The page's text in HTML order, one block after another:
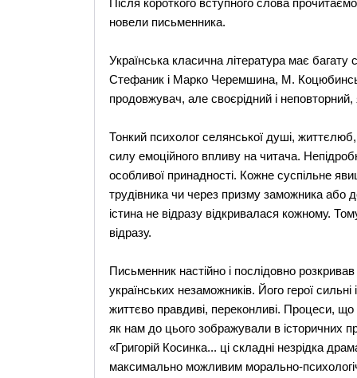
Після короткого вступного слова
новели письменника.
Українська класична література має
Стефаник і Марко Черемшина, М.
продовжувач, але своєрідний і неповторний,
Тонкий психолог селянської душі, життєлюб,
силу емоційного впливу на читача.
особливої принадності. Кожне суспільне
трудівника чи через призму заможника або
істина не відразу відкривалася кожному.
відразу.
Письменник настійно і послідовно
українських незаможників. Його герої
життєво правдиві, переконливі. Процеси, що
як нам до цього зображували в
«Григорій Косинка... ці складні незрідка
максимально можливим морально-